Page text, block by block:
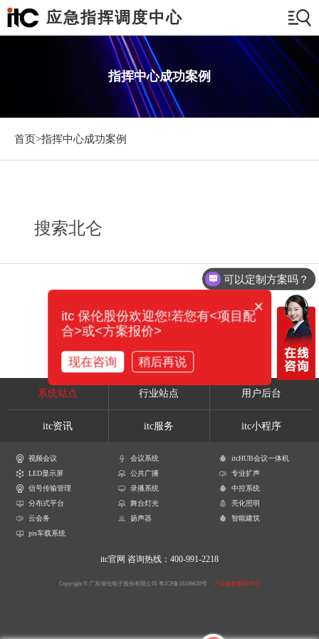
应急指挥调度中心
指挥中心成功案例
首页>指挥中心成功案例
搜索北仑
系统站点 行业站点 用户后台
itc资讯 itc服务 itc小程序
视频会议 会议系统
itcHUB会议一体机
LED显示屏
公共广播
专业扩声
信号传输管理
录播系统
中控系统
分布式平台
舞台灯光
亮化照明
云会务
扬声器
智能建筑
pis车载系统
itc官网 咨询热线：400-991-2218
Copyright © 广东保伦电子股份有限公司 粤ICP备16106620号 产品参数解释声明
可以定制方案吗？
×
itc 保伦股份欢迎您!若您有<项目配
合>或<方案报价>
现在咨询 稍后再说